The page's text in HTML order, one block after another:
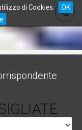
di Cookies.
OK